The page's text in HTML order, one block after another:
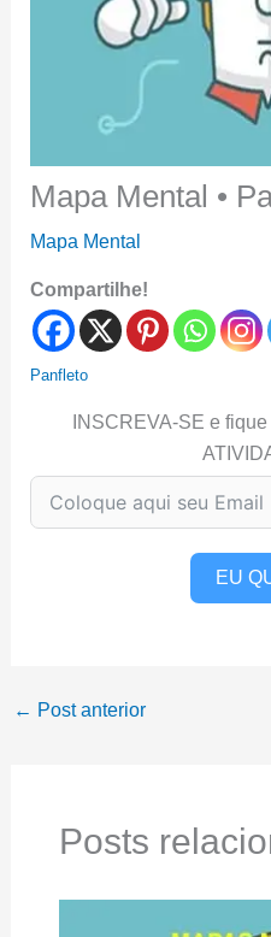
Mapa Mental •
Mapa Mental
Compartilhe!
Panfleto
INSCREVA-SE e
EU
← Post anterior
Posts